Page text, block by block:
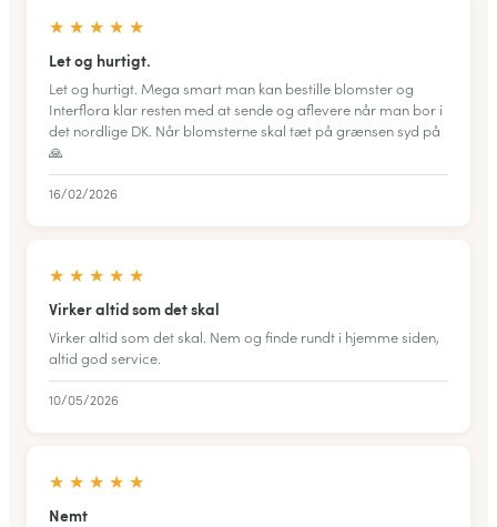
★ ★ ★ ★ ★
Let og hurtigt.
Let og hurtigt. Mega smart man kan bestille blomster og
Interflora klar resten med at sende og aflevere når man bor i
det nordlige DK. Når blomsterne skal tæt på grænsen syd på
🙏
16/02/2026
★ ★ ★ ★ ★
Virker altid som det skal
Virker altid som det skal. Nem og finde rundt i hjemme siden,
altid god service.
10/05/2026
★ ★ ★ ★ ★
Nemt